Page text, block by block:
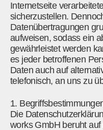
Internetseite
sicherzustellen.
Datenübertragungen
aufweisen, sodass ein
gewährleistet werden
es jeder betroffenen
Daten auch auf
telefonisch, an uns zu
1.
Die
works GmbH beruht